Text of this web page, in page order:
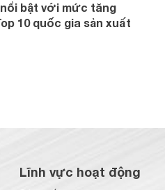
bật với mức tăng
10 quốc gia sản xuất
Lĩnh vực hoạt động